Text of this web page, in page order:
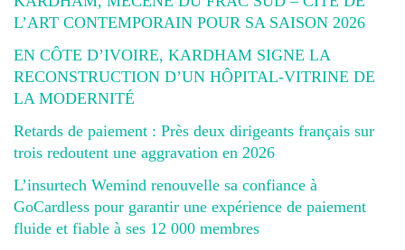
L’ART CONTEMPORAIN POUR SA SAISON 2026
EN CÔTE D’IVOIRE, KARDHAM SIGNE LA
RECONSTRUCTION D’UN HÔPITAL-VITRINE DE
LA MODERNITÉ
Retards de paiement : Près deux dirigeants français sur
trois redoutent une aggravation en 2026
L’insurtech Wemind renouvelle sa confiance à
GoCardless pour garantir une expérience de paiement
fluide et fiable à ses 12 000 membres